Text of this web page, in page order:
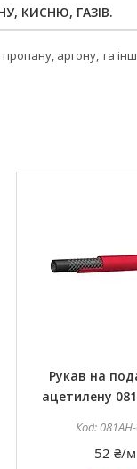
КИСНЮ, ГАЗІВ.
аргону, та
Рукав на
ацетилену
52 ₴/м